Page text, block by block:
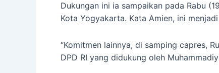
Dukungan ini ia sampaikan pada Rabu
Kota Yogyakarta. Kata Amien, ini
“Komitmen lainnya, di samping capres,
DPD RI yang didukung oleh